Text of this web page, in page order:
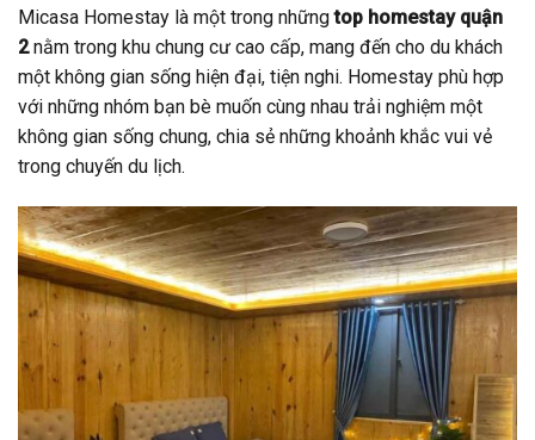
Micasa Homestay là một trong nhữngtop homestay quận
2nằm trong khu chung cư cao cấp, mang đến cho du khách
một không gian sống hiện đại, tiện nghi. Homestay phù hợp
với những nhóm bạn bè muốn cùng nhau trải nghiệm một
không gian sống chung, chia sẻ những khoảnh khắc vui vẻ
trong chuyến du lịch.